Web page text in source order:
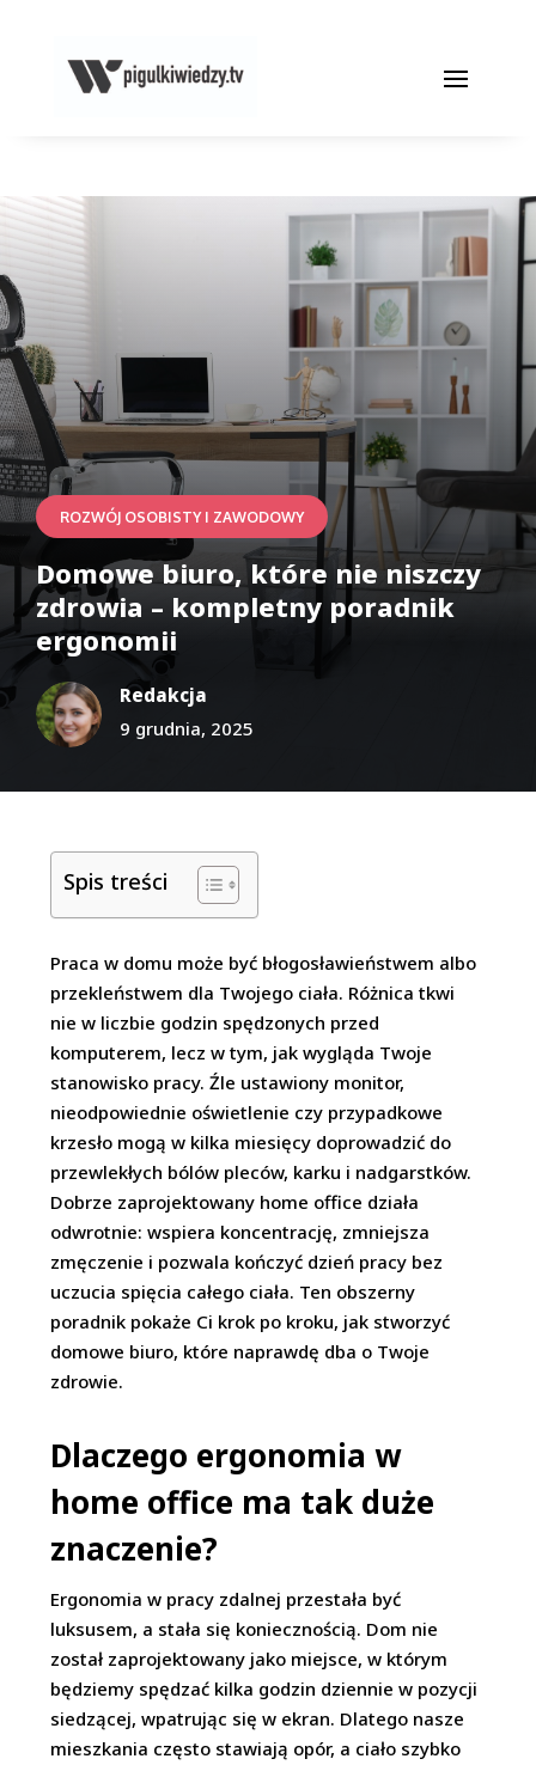
ROZWÓJ OSOBISTY I ZAWODOWY
Domowe biuro, które nie niszczy
zdrowia – kompletny poradnik
ergonomii
Redakcja
9 grudnia, 2025
Spis treści
Praca w domu może być błogosławieństwem albo
przekleństwem dla Twojego ciała. Różnica tkwi
nie w liczbie godzin spędzonych przed
komputerem, lecz w tym, jak wygląda Twoje
stanowisko pracy. Źle ustawiony monitor,
nieodpowiednie oświetlenie czy przypadkowe
krzesło mogą w kilka miesięcy doprowadzić do
przewlekłych bólów pleców, karku i nadgarstków.
Dobrze zaprojektowany home office działa
odwrotnie: wspiera koncentrację, zmniejsza
zmęczenie i pozwala kończyć dzień pracy bez
uczucia spięcia całego ciała. Ten obszerny
poradnik pokaże Ci krok po kroku, jak stworzyć
domowe biuro, które naprawdę dba o Twoje
zdrowie.
Dlaczego ergonomia w
home office ma tak duże
znaczenie?
Ergonomia w pracy zdalnej przestała być
luksusem, a stała się koniecznością. Dom nie
został zaprojektowany jako miejsce, w którym
będziemy spędzać kilka godzin dziennie w pozycji
siedzącej, wpatrując się w ekran. Dlatego nasze
mieszkania często stawiają opór, a ciało szybko